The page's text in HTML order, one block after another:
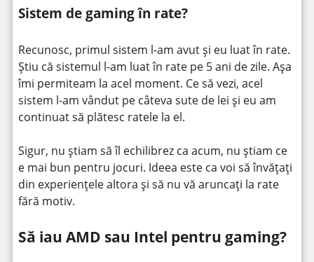
Sistem de gaming în rate?
Recunosc, primul sistem l-am avut și eu luat în rate.
Știu că sistemul l-am luat în rate pe 5 ani de zile. Așa
îmi permiteam la acel moment. Ce să vezi, acel
sistem l-am vândut pe câteva sute de lei și eu am
continuat să plătesc ratele la el.
Sigur, nu știam să îl echilibrez ca acum, nu știam ce
e mai bun pentru jocuri. Ideea este ca voi să învățați
din experiențele altora și să nu vă aruncați la rate
fără motiv.
Să iau AMD sau Intel pentru gaming?